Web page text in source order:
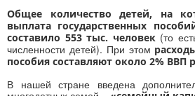
Общее количество детей, на
выплата государственных
составило 553 тыс. человек (то
численности детей). При этом
пособия составляют около 2% ВВП
В нашей стране введена